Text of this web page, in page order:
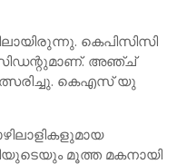
കെപിസിസി
അഞ്ച്
കെഎസ് യു
മൂത്ത മകനായി